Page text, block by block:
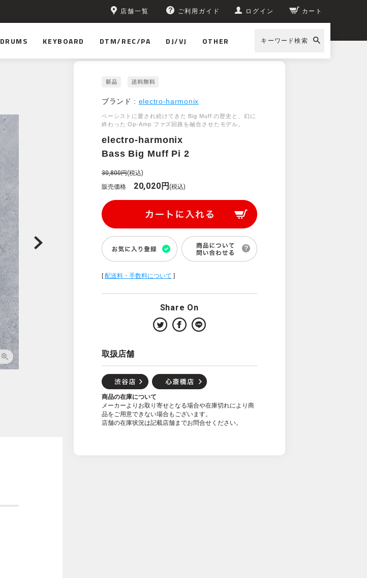
店舗一覧 ご利用ガイド ログイン カート
DRUMS KEYBOARD DTM/REC/PA DJ/VJ OTHER キーワード検索
ブランド : electro-harmonix
ベーシストに愛され続けてきた Big Muff の歴史と、幻に
終わった Op-Amp ファズ回路を融合させたモデル。
electro-harmonix
Bass Big Muff Pi 2
30,800円(税込)
販売価格
20,020円(税込)
[配送料・手数料について ]
Share On
取扱店舗
商品の在庫について
メーカーよりお取り寄せとなる場合や在庫切れにより商
品をご用意できない場合もございます。
店舗の在庫状況は記載店舗までお問合せください。